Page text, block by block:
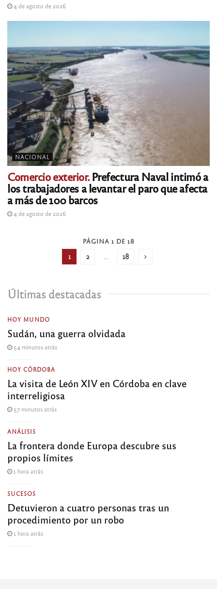
4 de agosto de 2026
NACIONAL
Comercio exterior.Prefectura Naval intimó a
los trabajadores a levantar el paro que afecta
a más de 100 barcos
4 de agosto de 2026
PÁGINA 1 DE 18
1 2 18
Últimas destacadas
HOY MUNDO
Sudán, una guerra olvidada
54 minutos atrás
HOY CÓRDOBA
La visita de León XIV en Córdoba en clave
interreligiosa
57 minutos atrás
ANÁLISIS
La frontera donde Europa descubre sus
propios límites
1 hora atrás
SUCESOS
Detuvieron a cuatro personas tras un
procedimiento por un robo
1 hora atrás